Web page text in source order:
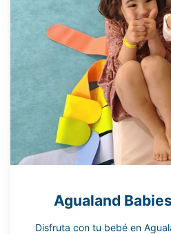
Agualand
Disfruta con tu bebé en